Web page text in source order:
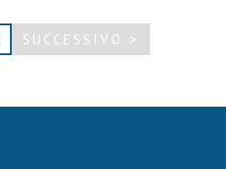
SUCCESSIVO >